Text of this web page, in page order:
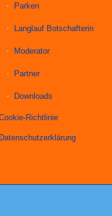
Parken
Langlauf Botschafterin
Moderator
Partner
Downloads
Richtlinie
Datenschutzerklärung